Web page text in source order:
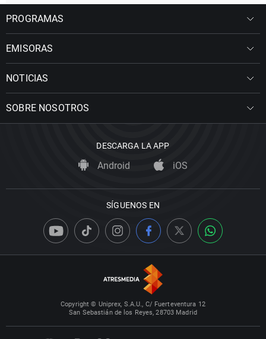
PROGRAMAS
EMISORAS
NOTICIAS
SOBRE NOSOTROS
DESCARGA LA APP
Android iOS
SÍGUENOS EN
Copyright © Uniprex, S.A.U., C/ Fuerteventura 12
San Sebastián de los Reyes, 28703 Madrid